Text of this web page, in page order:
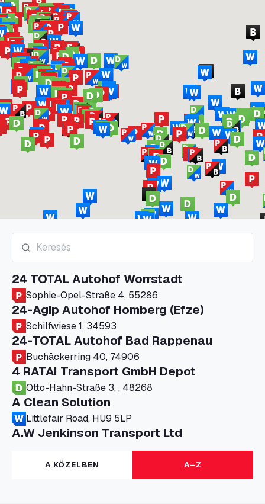
24 TOTAL Autohof Worrstadt
Sophie-Opel-Straße 4, 55286
24-Agip Autohof Homberg (Efze)
Schilfwiese 1, 34593
24-TOTAL Autohof Bad Rappenau
Buchäckerring 40, 74906
4 RATAI Transport GmbH Depot
Otto-Hahn-Straße 3, , 48268
A Clean Solution
Littlefair Road, HU9 5LP
A.W Jenkinson Transport Ltd
Progress House, ME11 5GA
A+G Nettetal - Depot Parking
Am Panneschopp 7, 41334
A KÖZELBEN A–Z